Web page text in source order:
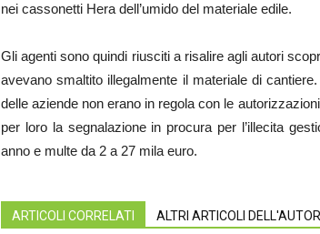
nei cassonetti Hera dell’umido del materiale edile.
Gli agenti sono quindi riusciti a risalire agli autori
avevano smaltito illegalmente il materiale di
delle aziende non erano in regola con le
per loro la segnalazione in procura per l’illecita
anno e multe da 2 a 27 mila euro.
ARTICOLI CORRELATI ALTRI ARTICOLI